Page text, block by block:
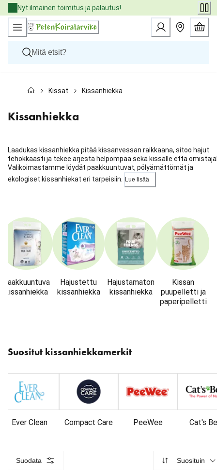
Skip
to
Content
Nyt ilmainen toimitus ja palautus!
Kissat
Eläinlääkäriruoat
Tuotemerkit
Palvelut
Kissat Kissanhiekka
Kissanhiekka
Laadukas kissanhiekka pitää kissanvessan raikkaana, sitoo hajut
tehokkaasti ja tekee arjesta helpompaa sekä kissalle että
Valikoimastamme löydät paakkuuntuvat, pölyämättömät ja
ekologiset kissanhiekat eri tarpeisiin.
Lue lisää
Ohita
Paakkuuntuva
kissanhiekka
Hajustettu
kissanhiekka
Hajustamaton
kissanhiekka
Kissan
puupelletti ja
paperipelletti
Suositut kissanhiekkamerkit
karuselli
: Tuotemerkit
Ever Clean Compact Care PeeWee Cat's
Suodata Suosituin